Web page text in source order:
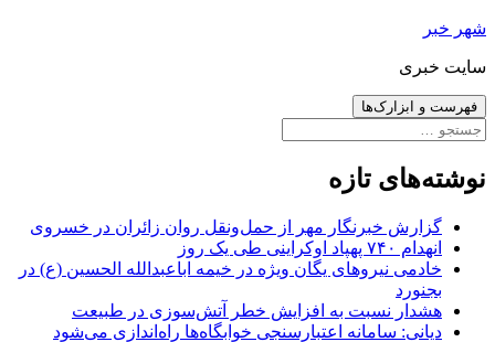
رفتن
نوشته‌ها
شهر خبر
سایت خبری
فهرست و ابزارک‌ها
جستجو
نوشته‌های تازه
گزارش خبرنگار مهر از حمل‌ونقل روان زائران در خسروی
انهدام ۷۴۰ پهپاد اوکراینی طی یک روز
خادمی نیروهای یگان ویژه در خیمه اباعبدالله الحسین (ع) در
بجنورد
هشدار نسبت به افزایش خطر آتش‌سوزی در طبیعت
دیانی: سامانه اعتبارسنجی خوابگاه‌ها راه‌اندازی می‌شود